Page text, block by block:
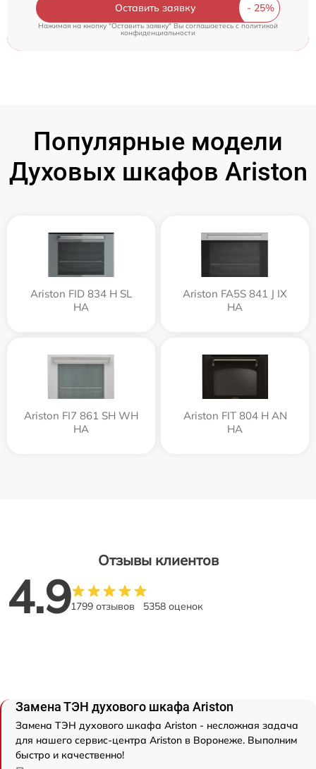
Оставить заявку
Нажимая на кнопку "Оставить заявку" Вы соглашаетесь cполитикой
конфиденциальности
Популярные модели
Духовых шкафов Ariston
Ariston FID 834 H SL
HA
Ariston FA5S 841 J IX
HA
Ariston FI7 861 SH WH
HA
Ariston FIT 804 H AN
HA
Отзывы клиентов
4.91799 отзывов 5358 оценок
Замена ТЭН духового шкафа Ariston
Замена ТЭН духового шкафа Ariston - несложная задача
для нашего сервис-центра Ariston в Воронеже. Выполним
быстро и качественно!